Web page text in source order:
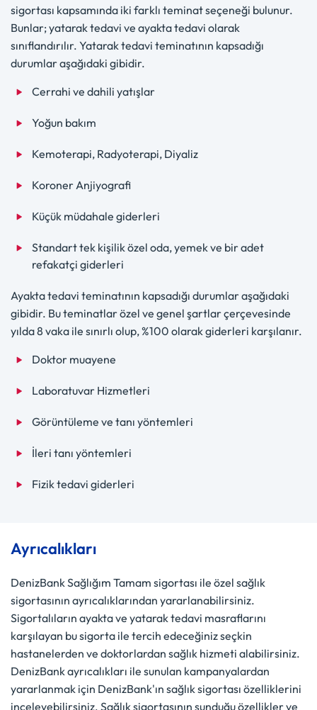
sigortası kapsamında iki farklı teminat seçeneği bulunur.
Bunlar; yatarak tedavi ve ayakta tedavi olarak
sınıflandırılır. Yatarak tedavi teminatının kapsadığı
durumlar aşağıdaki gibidir.
Cerrahi ve dahili yatışlar
Yoğun bakım
Kemoterapi, Radyoterapi, Diyaliz
Koroner Anjiyografi
Küçük müdahale giderleri
Standart tek kişilik özel oda, yemek ve bir adet
refakatçi giderleri
Ayakta tedavi teminatının kapsadığı durumlar aşağıdaki
gibidir. Bu teminatlar özel ve genel şartlar çerçevesinde
yılda 8 vaka ile sınırlı olup, %100 olarak giderleri karşılanır.
Doktor muayene
Laboratuvar Hizmetleri
Görüntüleme ve tanı yöntemleri
İleri tanı yöntemleri
Fizik tedavi giderleri
Ayrıcalıkları
DenizBank Sağlığım Tamam sigortası ile özel sağlık
sigortasının ayrıcalıklarından yararlanabilirsiniz.
Sigortalıların ayakta ve yatarak tedavi masraflarını
karşılayan bu sigorta ile tercih edeceğiniz seçkin
hastanelerden ve doktorlardan sağlık hizmeti alabilirsiniz.
DenizBank ayrıcalıkları ile sunulan kampanyalardan
yararlanmak için DenizBank'ın sağlık sigortası özelliklerini
inceleyebilirsiniz. Sağlık sigortasının sunduğu özellikler ve